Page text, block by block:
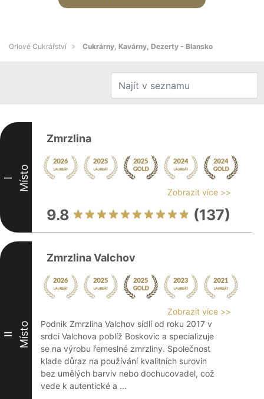
Orlové Cukrářství Cukrárny, Kavárny, Dezerty - Blansko
I Místo
Zmrzlina
Zobrazit více >>
9.8 (137)
II Místo
Zmrzlina Valchov
Zobrazit více >>
Podnik Zmrzlina Valchov sídlí od roku 2017 v
srdci Valchova poblíž Boskovic a specializuje
se na výrobu řemeslné zmrzliny. Společnost
klade důraz na používání kvalitních surovin
bez umělých barviv nebo dochucovadel, což
vede k autentické a ...